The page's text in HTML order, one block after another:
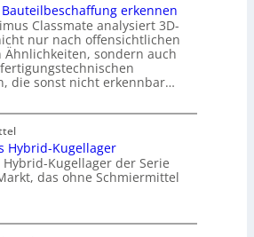
erkennen
Classmate analysiert 3D-
nur nach offensichtlichen
Ähnlichkeiten, sondern auch
die sonst nicht erkennbar…
Hybrid-Kugellager
Kugellager der Serie
das ohne Schmiermittel